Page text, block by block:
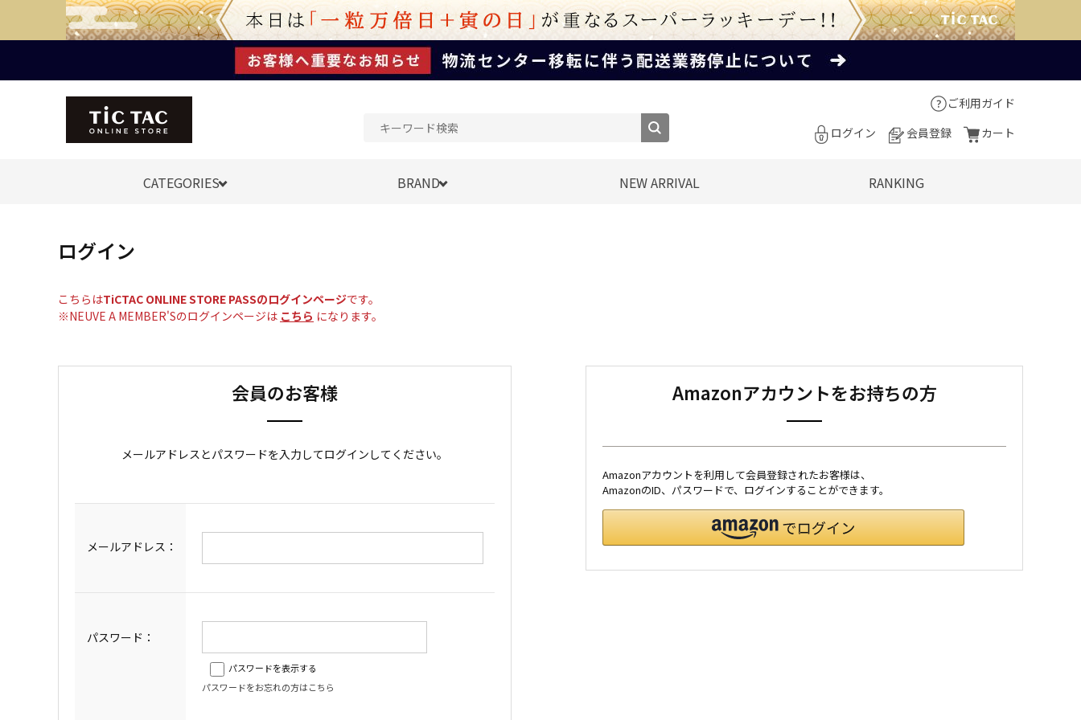
ご利用ガイド
ログイン
会員登録 カート
CATEGORIES BRAND NEW ARRIVAL RANKING
ログイン
こちらはTiCTAC ONLINE STORE PASSのログインページです。
※NEUVE A MEMBER'Sのログインページは こちら になります。
会員のお客様
メールアドレスとパスワードを入力してログインしてください。
メールアドレス：
パスワード：
パスワードを表示する
パスワードをお忘れの方はこちら
Amazonアカウントをお持ちの方
Amazonアカウントを利用して会員登録されたお客様は、
AmazonのID、パスワードで、ログインすることができます。